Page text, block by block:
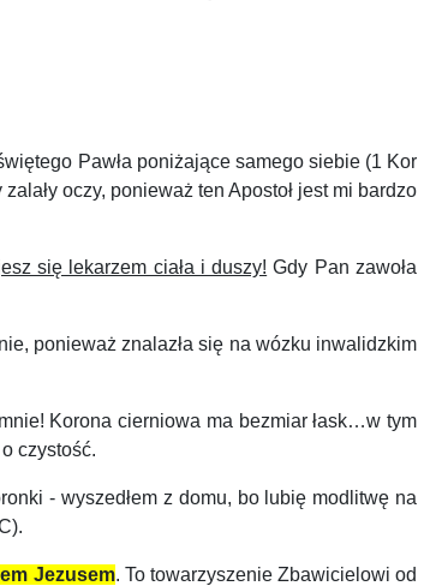
Pawła poniżające samego siebie (1 Kor
zalały oczy, ponieważ ten Apostoł jest mi bardzo
się lekarzem ciała i duszy! Gdy Pan zawoła
ponieważ znalazła się na wózku inwalidzkim
Korona cierniowa ma bezmiar łask…w tym
czystość.
- wyszedłem z domu, bo lubię modlitwę na
Jezusem. To towarzyszenie Zbawicielowi od